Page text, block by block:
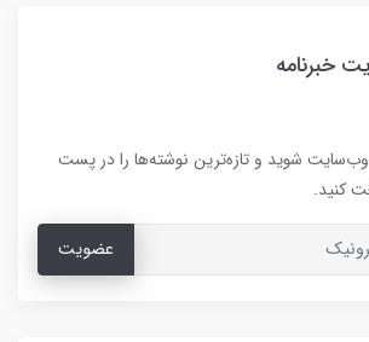
خبرنامه
وب‌سایت شوید و تازه‌ترین نوشته‌ها را در پست
کنید.
عضویت